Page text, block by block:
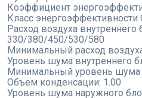
Коэффициент
Класс энергоэффективности
Расход воздуха внутреннего
330/380/450/530/580
Минимальный расход
Уровень шума внутреннего
Минимальный уровень шума
Объем конденсации: 1.00
Уровень шума наружного